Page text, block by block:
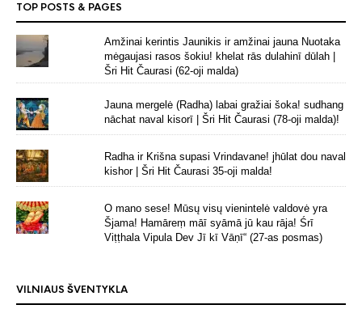
TOP POSTS & PAGES
Amžinai kerintis Jaunikis ir amžinai jauna Nuotaka
mėgaujasi rasos šokiu! khelat rās dulahinī dūlah |
Šri Hit Čaurasi (62-oji malda)
Jauna mergelė (Radha) labai gražiai šoka! sudhang
nāchat naval kisorī | Šri Hit Čaurasi (78-oji malda)!
Radha ir Krišna supasi Vrindavane! jhūlat dou naval
kishor | Šri Hit Čaurasi 35-oji malda!
O mano sese! Mūsų visų vienintelė valdovė yra
Šjama! Hamāreṃ māī syāmā jū kau rāja! Śrī
Viṭṭhala Vipula Dev Jī kī Vāṇī“ (27-as posmas)
VILNIAUS ŠVENTYKLA